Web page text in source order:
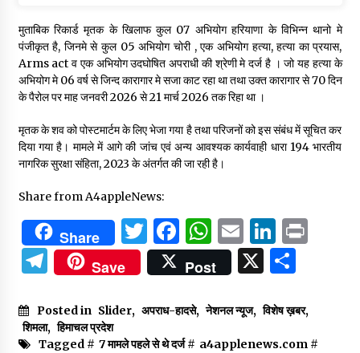
मुताबिक रिकार्ड मृतक के खिलाफ कुल 07 अभियोग हरियाणा के विभिन्न थानो मे
पंजीकृत है, जिनमे से कुल 05 अभियोग चोरी , एक अभियोग हत्या, हत्या का प्रयास,
Arms act व एक अभियोग उदघोषित अपराधी की श्रेणी मे दर्ज है । जो यह हत्या के
अभियोग मे 06 वर्ष से जिन्द कारागार मे सजा काट रहा था तथा उक्त कारागार से 70 दिन
के पैरोल पर माह जनवरी 2026 से 21 मार्च 2026 तक रिहा था ।
मृतक के शव को पोस्टमार्टम के लिए भेजा गया है तथा परिजनों को इस संबंध में सूचित कर
दिया गया है। मामले में आगे की जांच एवं अन्य आवश्यक कार्यवाही धारा 194 भारतीय
नागरिक सुरक्षा संहिता, 2023 के अंतर्गत की जा रही है।
Share from A4appleNews:
Share Twitter
Facebook
WhatsApp
Email
Telegram
Save Post X
Posted in Slider, अपराध-हादसे, नेशनल न्यूज, विशेष ख़बर,
शिमला, हिमाचल प्रदेश
Tagged # 7 मामले पहले से थे दर्ज# a4applenews.com #